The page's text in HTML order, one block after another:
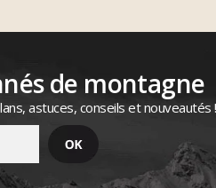
de montagne
astuces, conseils et nouveautés !